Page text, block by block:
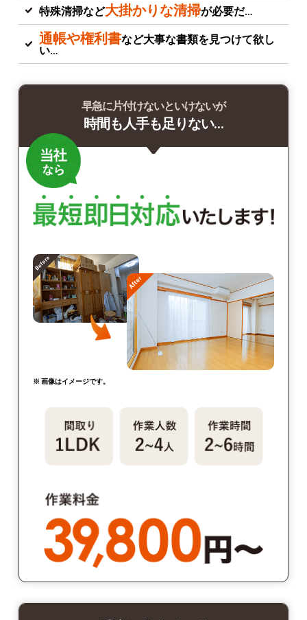
特殊清掃など大掛かりな清掃が必要だ…
通帳や権利書など大事な書類を見つけて欲し
い…
早急に片付けないといけないが
時間も人手も足りない…
※ 画像はイメージです。